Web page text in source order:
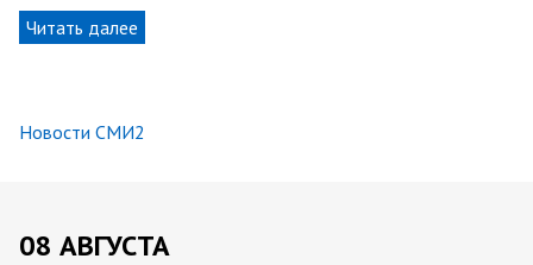
Читать далее
Новости СМИ2
08 АВГУСТА